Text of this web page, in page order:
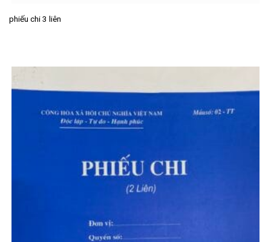
phiếu chi 3 liên